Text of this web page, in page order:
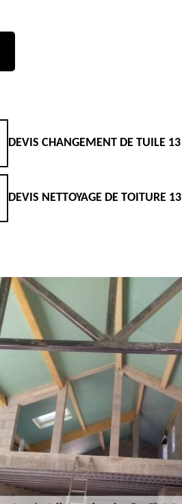
DEVIS CHANGEMENT DE TUILE 13
DEVIS NETTOYAGE DE TOITURE 13